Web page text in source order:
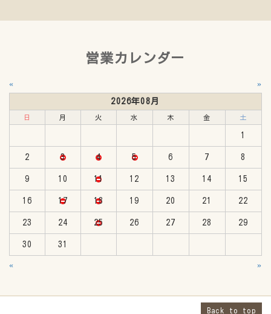
営業カレンダー
« »
2026年08月
日 月 火 水 木 金 土
1
2 3 4 5 6 7 8
9 10 11 12 13 14 15
16 17 18 19 20 21 22
23 24 25 26 27 28 29
30 31
« »
Back to top